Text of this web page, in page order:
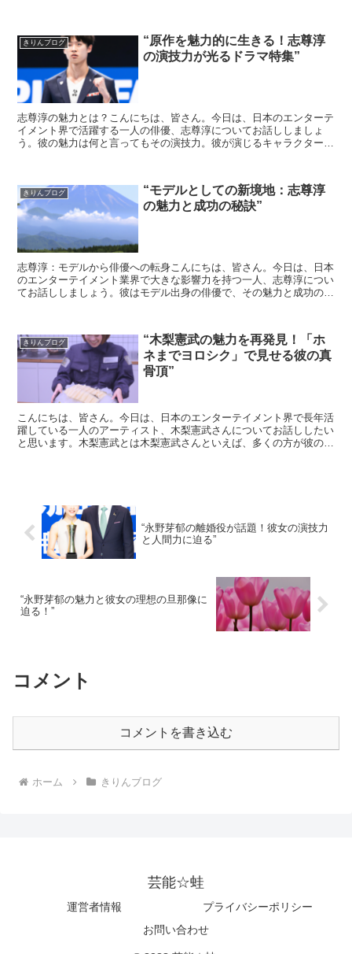
きりんブログ
“原作を魅力的に生きる！志尊淳
の演技力が光るドラマ特集”
志尊淳の魅力とは？こんにちは、皆さん。今日は、日本のエンターテ
イメント界で活躍する一人の俳優、志尊淳についてお話ししましょ
う。彼の魅力は何と言ってもその演技力。彼が演じるキャラクター
きりんブログ
“モデルとしての新境地：志尊淳
の魅力と成功の秘訣”
志尊淳：モデルから俳優への転身こんにちは、皆さん。今日は、日本
のエンターテイメント業界で大きな影響力を持つ一人、志尊淳につい
てお話ししましょう。彼はモデル出身の俳優で、その魅力と成功の秘
きりんブログ
“木梨憲武の魅力を再発見！「ホ
ネまでヨロシク」で見せる彼の真
骨頂”
こんにちは、皆さん。今日は、日本のエンターテイメント界で長年活
躍している一人のアーティスト、木梨憲武さんについてお話ししたい
と思います。木梨憲武とは木梨憲武さんといえば、多くの方が彼の名
“永野芽郁の離婚役が話題！彼女の演技力
と人間力に迫る”
“永野芽郁の魅力と彼女の理想の旦那像に
迫る！”
コメント
コメントを書き込む
ホーム きりんブログ
芸能☆蛙
運営者情報
プライバシーポリシー
お問い合わせ